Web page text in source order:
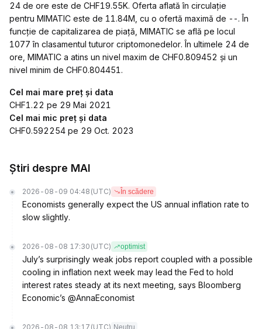
24 de ore este de CHF19.55K. Oferta aflată în circulație
pentru MIMATIC este de 11.84M, cu o ofertă maximă de --. În
funcție de capitalizarea de piață, MIMATIC se află pe locul
1077 în clasamentul tuturor criptomonedelor. În ultimele 24 de
ore, MIMATIC a atins un nivel maxim de CHF0.809452 și un
nivel minim de CHF0.804451.
Cel mai mare preț și data
CHF1.22 pe 29 Mai 2021
Cel mai mic preț și data
CHF0.592254 pe 29 Oct. 2023
Știri despre MAI
2026-08-09 04:48 (UTC) În scădere
Economists generally expect the US annual inflation rate to
slow slightly.
2026-08-08 17:30 (UTC) optimist
July’s surprisingly weak jobs report coupled with a possible
cooling in inflation next week may lead the Fed to hold
interest rates steady at its next meeting, says Bloomberg
Economic’s @AnnaEconomist
2026-08-08 13:17 (UTC) Neutru